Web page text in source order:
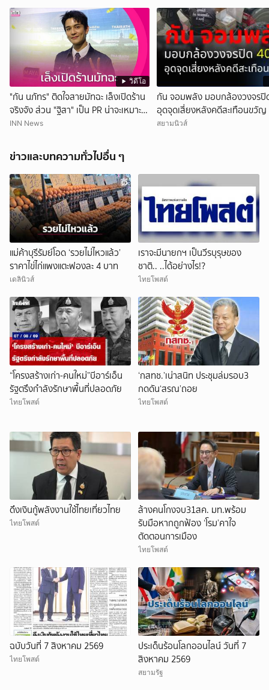
วิดีโอ
"กัน นภัทร" ติดใจสายมัทฉะ เล็งเปิดร้าน
จริงจัง ส่วน "ฐิสา" เป็น PR น่าจะเหมาะ
กว่า
INN News
กัน จอมพลัง มอบกล้องวงจรปิ
อุดจุดเสี่ยงหลังคดีสะเทือนขวัญ
สยามนิวส์
ข่าวและบทความทั่วไปอื่น ๆ
แม่ค้าบุรีรัมย์โอด ‘รวยไม่ไหวแล้ว’
ราคาไข่ไก่แพงแตะฟองละ 4 บาท
เดลินิวส์
เราจะมีนายกฯ เป็นวีรบุรุษของ
ชาติ.. ..ได้อย่างไร!?
ไทยโพสต์
“โครงสร้างเก่า-คนใหม่”บีอาร์เอ็น
รัฐตรึงกำลังรักษาพื้นที่ปลอดภัย
ไทยโพสต์
‘กสทช.’เน่าสนิท ประชุมล่มรอบ3
กดดัน‘สรณ’ถอย
ไทยโพสต์
ดึงเงินกู้พลังงานใช้ไทยเที่ยวไทย
ไทยโพสต์
ล้างคนโกงจบ31สค. มท.พร้อม
รับมือหากถูกฟ้อง ‘โรม’คาใจ
ตัดตอนการเมือง
ไทยโพสต์
ฉบับวันที่ 7 สิงหาคม 2569
ไทยโพสต์
ประเด็นร้อนโลกออนไลน์ วันที่ 7
สิงหาคม 2569
สยามรัฐ